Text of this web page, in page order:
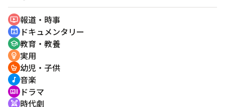
ondemand_video 報道・時事
cinematic_blur ドキュメンタリー
school 教育・教養
emoji_objects 実用
crib 幼児・子供
music_note 音楽
recent_actors ドラマ
swords 時代劇